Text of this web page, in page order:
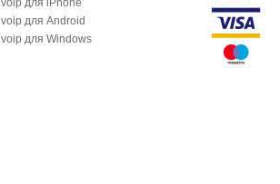
voip для iPhone
voip для Android
voip для Windows